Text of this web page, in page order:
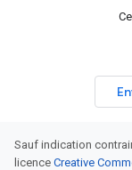
Sauf indication
licence Creative